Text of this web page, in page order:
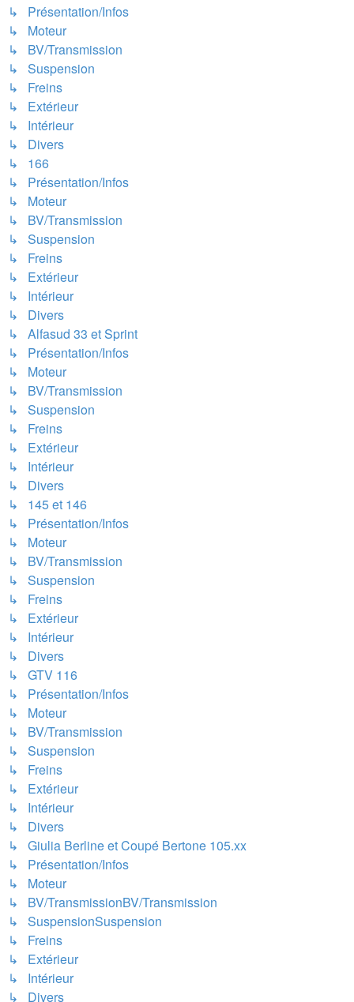
↳ Présentation/Infos
↳ Moteur
↳ BV/Transmission
↳ Suspension
↳ Freins
↳ Extérieur
↳ Intérieur
↳ Divers
↳ 166
↳ Présentation/Infos
↳ Moteur
↳ BV/Transmission
↳ Suspension
↳ Freins
↳ Extérieur
↳ Intérieur
↳ Divers
↳ Alfasud 33 et Sprint
↳ Présentation/Infos
↳ Moteur
↳ BV/Transmission
↳ Suspension
↳ Freins
↳ Extérieur
↳ Intérieur
↳ Divers
↳ 145 et 146
↳ Présentation/Infos
↳ Moteur
↳ BV/Transmission
↳ Suspension
↳ Freins
↳ Extérieur
↳ Intérieur
↳ Divers
↳ GTV 116
↳ Présentation/Infos
↳ Moteur
↳ BV/Transmission
↳ Suspension
↳ Freins
↳ Extérieur
↳ Intérieur
↳ Divers
↳ Giulia Berline et Coupé Bertone 105.xx
↳ Présentation/Infos
↳ Moteur
↳ BV/TransmissionBV/Transmission
↳ SuspensionSuspension
↳ Freins
↳ Extérieur
↳ Intérieur
↳ Divers